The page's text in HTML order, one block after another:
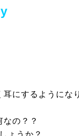
にするようにな
の？？